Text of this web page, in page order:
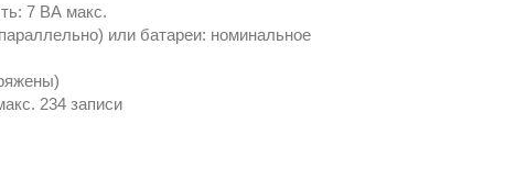
7 ВА макс.
или батареи: номинальное
234 записи